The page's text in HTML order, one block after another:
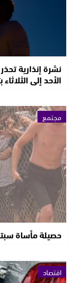
الأحد إلى
مجتمع
حصيلة مأساة سبتة
اقتصاد